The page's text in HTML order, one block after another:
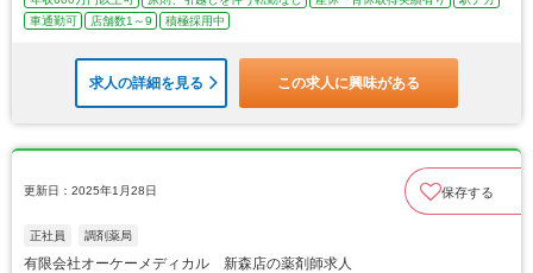
車通勤可
店舗数1～9 積極採用中
求人の詳細を見る この求人に興味がある
更新日：2025年1月28日 保存する
正社員 調剤薬局
有限会社オーケーメディカル 新森店の薬剤師求人